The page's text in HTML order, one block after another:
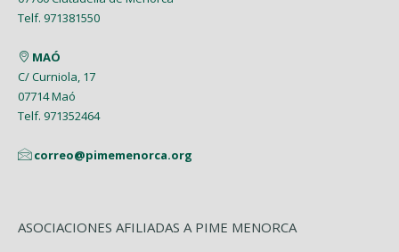
Telf. 971381550
MAÓ
C/ Curniola, 17
07714 Maó
Telf. 971352464
correo@pimemenorca.org
ASOCIACIONES AFILIADAS A PIME MENORCA